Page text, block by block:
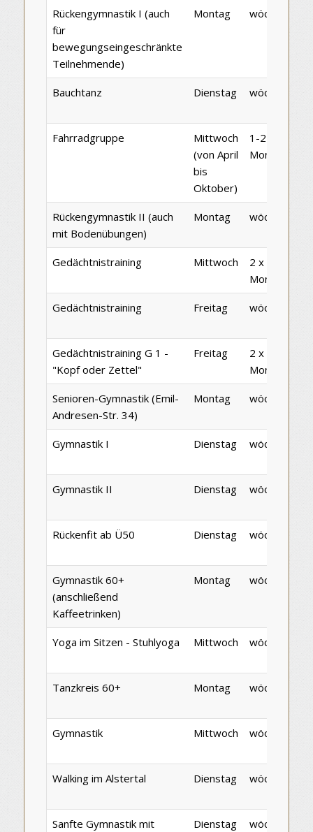
Rückengymnastik I (auch
für
bewegungseingeschränkte
Teilnehmende)
Montag wöchentlich
Bauchtanz Dienstag wöchentlich
Fahrradgruppe
Mittwoch
(von April
bis
Oktober)
1-2 x im
Monat
Rückengymnastik II (auch
mit Bodenübungen)
Montag wöchentlich
Gedächtnistraining Mittwoch
2 x im
Monat
Gedächtnistraining Freitag wöchentlich
Gedächtnistraining G 1 -
"Kopf oder Zettel"
Freitag
2 x im
Monat
Senioren-Gymnastik (Emil-
Andresen-Str. 34)
Montag wöchentlich
Gymnastik I Dienstag wöchentlich
Gymnastik II Dienstag wöchentlich
Rückenfit ab Ü50 Dienstag wöchentlich
Gymnastik 60+
(anschließend
Kaffeetrinken)
Montag wöchentlich
Yoga im Sitzen - Stuhlyoga Mittwoch wöchentlich
Tanzkreis 60+ Montag wöchentlich
Gymnastik Mittwoch wöchentlich
Walking im Alstertal Dienstag wöchentlich
Sanfte Gymnastik mit
Dienstag wöchentlich